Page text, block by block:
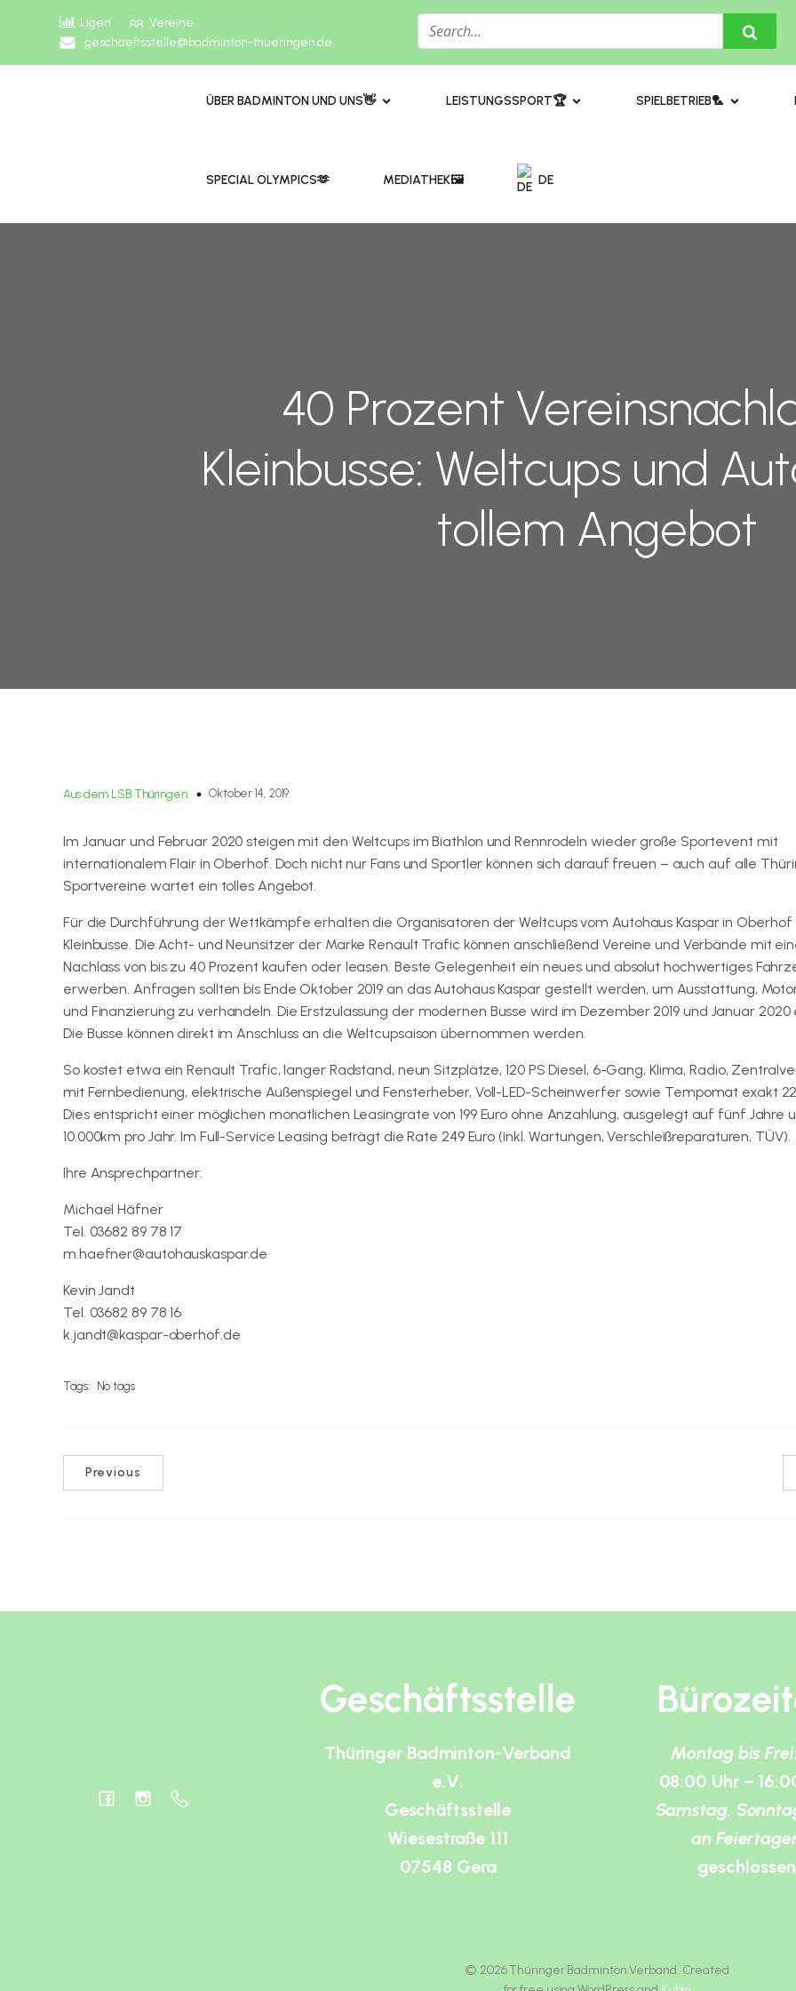
Ligen
Vereine
geschaeftsstelle@badminton-thueringen.de
ÜBER BADMINTON UND UNS👋 ​LEISTUNGSSPORT🏆 SPIELBETRIEB🏸
​​SPECIAL OLYMPICS🫶 MEDIATHEK🖼️​ DE
40 Prozent
Kleinbusse: Weltcups und
tollem Angebot
Aus dem LSB Thüringen Oktober 14, 2019
Im Januar und Februar 2020 steigen mit den Weltcups im Biathlon und Rennrodeln wieder große Sportevent mit
internationalem Flair in Oberhof. Doch nicht nur Fans und Sportler können sich darauf freuen – auch auf alle
Sportvereine wartet ein tolles Angebot.
Für die Durchführung der Wettkämpfe erhalten die Organisatoren der Weltcups vom Autohaus Kaspar in Oberhof
Kleinbusse. Die Acht- und Neunsitzer der Marke Renault Trafic können anschließend Vereine und Verbände mit
Nachlass von bis zu 40 Prozent kaufen oder leasen. Beste Gelegenheit ein neues und absolut hochwertiges
erwerben. Anfragen sollten bis Ende Oktober 2019 an das Autohaus Kaspar gestellt werden, um Ausstattung,
und Finanzierung zu verhandeln. Die Erstzulassung der modernen Busse wird im Dezember 2019 und Januar
Die Busse können direkt im Anschluss an die Weltcupsaison übernommen werden.
So kostet etwa ein Renault Trafic, langer Radstand, neun Sitzplätze, 120 PS Diesel, 6-Gang, Klima, Radio,
mit Fernbedienung, elektrische Außenspiegel und Fensterheber, Voll-LED-Scheinwerfer sowie Tempomat exakt
Dies entspricht einer möglichen monatlichen Leasingrate von 199 Euro ohne Anzahlung, ausgelegt auf fünf Jahre
10.000km pro Jahr. Im Full-Service Leasing beträgt die Rate 249 Euro (inkl. Wartungen, Verschleißreparaturen, TÜV).
Ihre Ansprechpartner:
Michael Häfner
Tel. 03682 89 78 17
m.haefner@autohauskaspar.de
Kevin Jandt
Tel. 03682 89 78 16
k.jandt@kaspar-oberhof.de
Tags: No tags
Previous
Geschäftsstelle
Thüringer Badminton-Verband
e.V.
Geschäftsstelle
Wiesestraße 111
07548 Gera
Montag bis
08:00 Uhr –
Samstag,
an
geschlossen
© 2026 Thüringer Badminton Verband. Created